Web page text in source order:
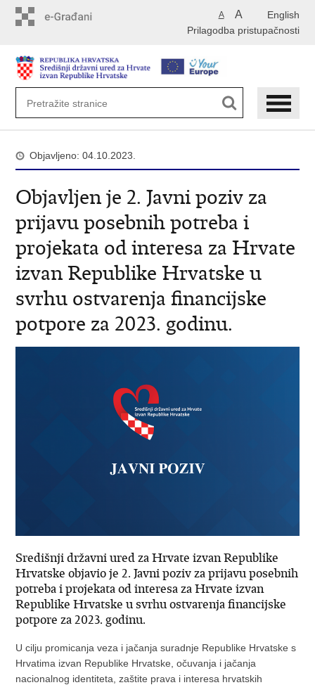
English
A A
Prilagodba pristupačnosti
Objavljeno: 04.10.2023.
Objavljen je 2. Javni poziv za
prijavu posebnih potreba i
projekata od interesa za Hrvate
izvan Republike Hrvatske u
svrhu ostvarenja financijske
potpore za 2023. godinu.
Središnji državni ured za Hrvate izvan Republike
Hrvatske objavio je 2. Javni poziv za prijavu posebnih
potreba i projekata od interesa za Hrvate izvan
Republike Hrvatske u svrhu ostvarenja financijske
potpore za 2023. godinu.
U cilju promicanja veza i jačanja suradnje Republike Hrvatske s
Hrvatima izvan Republike Hrvatske, očuvanja i jačanja
nacionalnog identiteta, zaštite prava i interesa hrvatskih